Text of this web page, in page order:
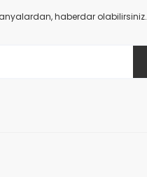
haberdar olabilirsiniz.